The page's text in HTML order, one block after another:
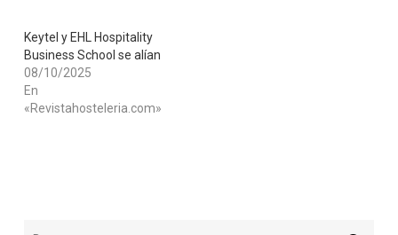
Keytel y EHL Hospitality
Business School se alían
08/10/2025
En
«Revistahosteleria.com»